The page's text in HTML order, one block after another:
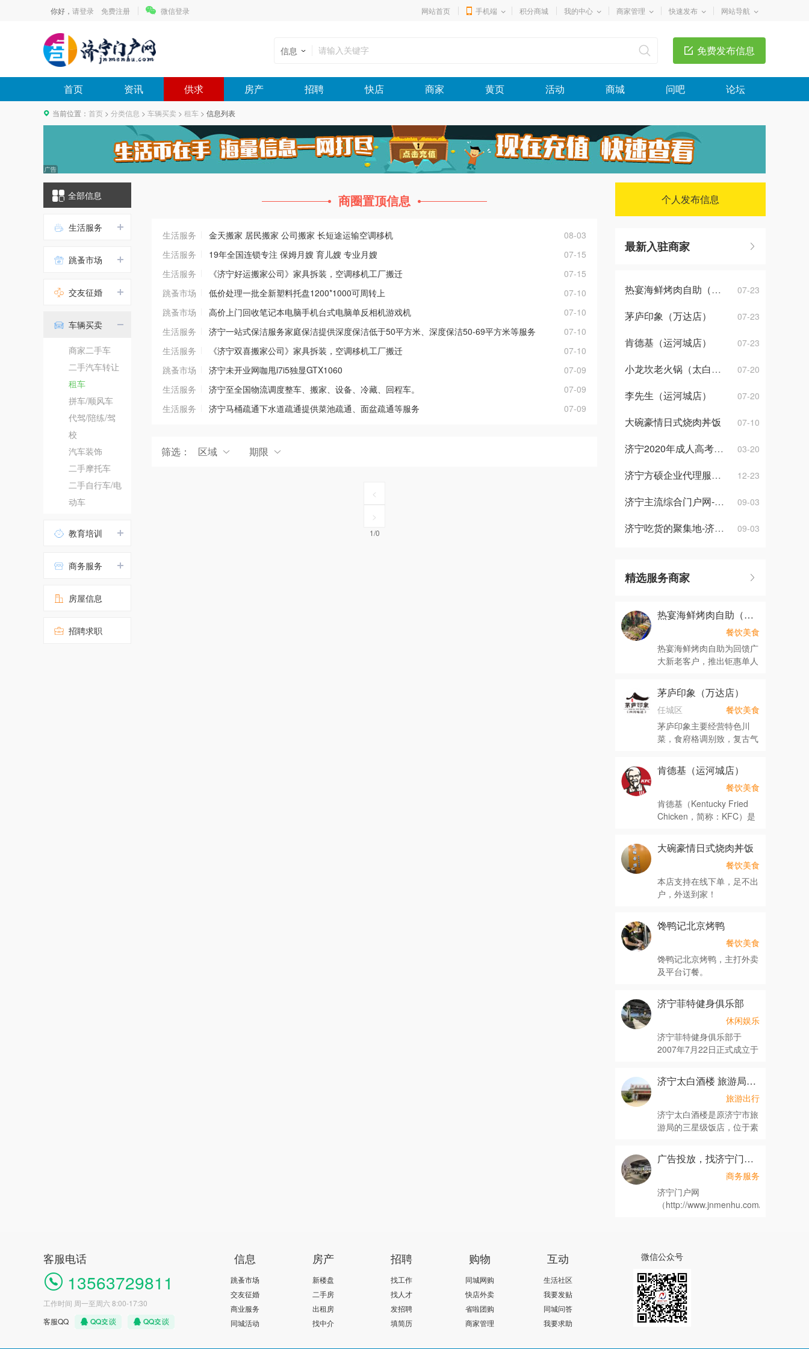
你好， 请登录 免费注册 微信登录 网站首页 手机端 积分商城 我的中心 商家管理 快速发布 网站导航
免费发布信息
信息
首页 资讯 供求 房产 招聘 快店 商家 黄页 活动 商城 问吧 论坛
当前位置： 首页 > 分类信息 > 车辆买卖 > 租车 > 信息列表
商圈置顶信息
生活服务 金天搬家 居民搬家 公司搬家 长短途运输空调移机
08-03
生活服务
19年全国连锁专注 保姆月嫂 育儿嫂 专业月嫂
07-15
生活服务
《济宁好运搬家公司》家具拆装，空调移机工厂搬迁
07-15
跳蚤市场
低价处理一批全新塑料托盘1200*1000可周转上
07-10
跳蚤市场
高价上门回收笔记本电脑手机台式电脑单反相机游戏机
07-10
生活服务
济宁一站式保洁服务家庭保洁提供深度保洁低于50平方米、深度保洁50-69平方米等服务
07-10
生活服务
《济宁双喜搬家公司》家具拆装，空调移机工厂搬迁
07-10
跳蚤市场
济宁未开业网咖甩i7i5独显GTX1060
07-09
生活服务
济宁至全国物流调度整车、搬家、设备、冷藏、回程车。
07-09
生活服务
济宁马桶疏通下水道疏通提供菜池疏通、面盆疏通等服务 07-09
筛选： 区域 期限
<
>
1/0
全部信息
生活服务
跳蚤市场
交友征婚
车辆买卖
商家二手车
二手汽车转让
租车
拼车/顺风车
代驾/陪练/驾
校
汽车装饰
二手摩托车
二手自行车/电
动车
教育培训
商务服务
房屋信息
招聘求职
个人发布信息
最新入驻商家
热宴海鲜烤肉自助（永旺店） 07-23
茅庐印象（万达店） 07-23
肯德基（运河城店） 07-23
小龙坎老火锅（太白东路店） 07-20
李先生（运河城店） 07-20
大碗豪情日式烧肉丼饭 07-10
济宁2020年成人高考报名时间 03-20
济宁方硕企业代理服务有限公司 12-23
济宁主流综合门户网-济宁门户网，你的最佳宣传推广平台 09-03
济宁吃货的聚集地-济宁万达嘉华美食汇自助餐 09-03
精选服务商家
热宴海鲜烤肉自助（永旺店）
餐饮美食
热宴海鲜烤肉自助为回馈广
大新老客户，推出钜惠单人
茅庐印象（万达店）
餐饮美食
任城区
茅庐印象主要经营特色川
菜，食府格调别致，复古气
肯德基（运河城店）
餐饮美食
肯德基（Kentucky Fried
Chicken，简称：KFC）是
大碗豪情日式烧肉丼饭
餐饮美食
本店支持在线下单，足不出
户，外送到家！
馋鸭记北京烤鸭
餐饮美食
馋鸭记北京烤鸭，主打外卖
及平台订餐。
济宁菲特健身俱乐部
休闲娱乐
济宁菲特健身俱乐部于
2007年7月22日正式成立于
济宁太白酒楼 旅游局三星级饭店
旅游出行
济宁太白酒楼是原济宁市旅
游局的三星级饭店，位于素
广告投放，找济宁门户网
商务服务
济宁门户网
（http://www.jnmenhu.com/）
客服电话
13563729811
工作时间 周一至周六 8:00-17:30
客服QQ
信息
跳蚤市场
交友征婚
商业服务
同城活动
房产
新楼盘
二手房
出租房
找中介
招聘
找工作
找人才
发招聘
填简历
购物
同城网购
快店外卖
省啦团购
商家管理
互动
生活社区
我要发贴
同城问答
我要求助
微信公众号